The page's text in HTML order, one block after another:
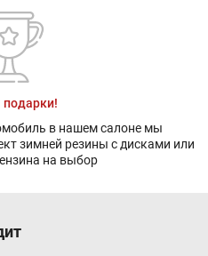
в нашем салоне мы
зимней резины с дисками или
на выбор